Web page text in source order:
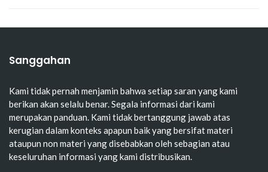
Sanggahan
Kami tidak pernah menjamin bahwa setiap saran yang kami
berikan akan selalu benar. Segala informasi dari kami
merupakan panduan. Kami tidak bertanggung jawab atas
kerugian dalam konteks apapun baik yang bersifat materi
ataupun non materi yang disebabkan oleh sebagian atau
keseluruhan informasi yang kami distribusikan.